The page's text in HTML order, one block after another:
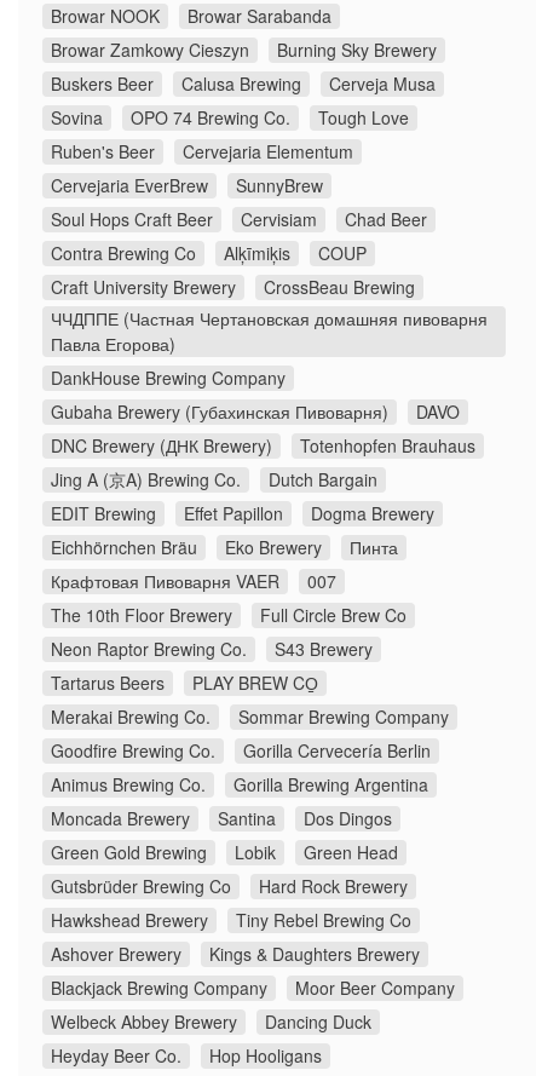
Browar NOOK
Browar Sarabanda
Browar Zamkowy Cieszyn
Burning Sky Brewery
Buskers Beer
Calusa Brewing
Cerveja Musa
Sovina
OPO 74 Brewing Co.
Tough Love
Ruben's Beer
Cervejaria Elementum
Cervejaria EverBrew
SunnyBrew
Soul Hops Craft Beer
Cervisiam
Chad Beer
Contra Brewing Co
Alķīmiķis
COUP
Craft University Brewery
CrossBeau Brewing
ЧЧДППЕ (Частная Чертановская домашняя пивоварня
Павла Егорова)
DankHouse Brewing Company
Gubaha Brewery (Губахинская Пивоварня)
DAVO
DNC Brewery (ДНК Brewery)
Totenhopfen Brauhaus
Jing A (京A) Brewing Co.
Dutch Bargain
EDIT Brewing
Effet Papillon
Dogma Brewery
Eichhörnchen Bräu
Eko Brewery
Пинта
Крафтовая Пивоварня VAER
007
The 10th Floor Brewery
Full Circle Brew Co
Neon Raptor Brewing Co.
S43 Brewery
Tartarus Beers
PLAY BREW CO̠
Merakai Brewing Co.
Sommar Brewing Company
Goodfire Brewing Co.
Gorilla Cervecería Berlin
Animus Brewing Co.
Gorilla Brewing Argentina
Moncada Brewery
Santina
Dos Dingos
Green Gold Brewing
Lobik
Green Head
Gutsbrüder Brewing Co
Hard Rock Brewery
Hawkshead Brewery
Tiny Rebel Brewing Co
Ashover Brewery
Kings & Daughters Brewery
Blackjack Brewing Company
Moor Beer Company
Welbeck Abbey Brewery
Dancing Duck
Heyday Beer Co.
Hop Hooligans